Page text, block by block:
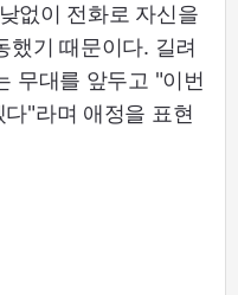
없이 전화로 자신을
했기 때문이다. 길려
무대를 앞두고 "이번
"라며 애정을 표현